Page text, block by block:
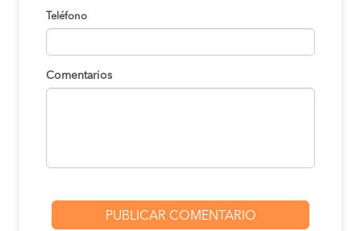
Teléfono
Comentarios